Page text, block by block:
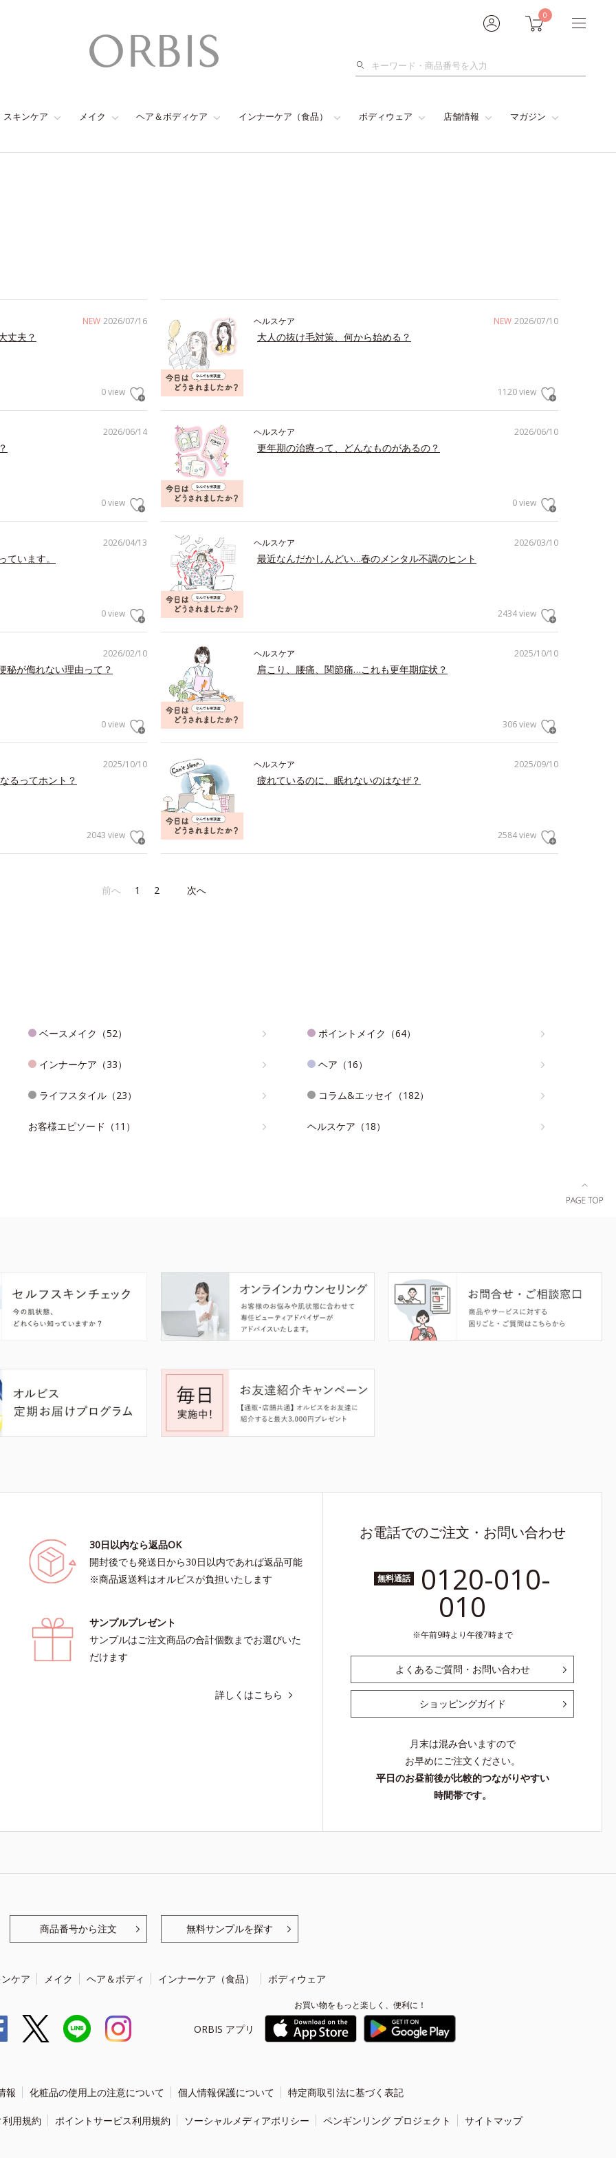
0
検
スキンケア メイク ヘア＆ボディケア インナーケア（食品） ボディウェア 店舗情報 マガジン
NEW 2026/07/16
丈夫？
0 view
NEW 2026/07/10
ヘルスケア
大人の抜け毛対策、何から始める？
1120 view
2026/06/14
0 view
2026/06/10
ヘルスケア
更年期の治療って、どんなものがあるの？
0 view
2026/04/13
います。
0 view
2026/03/10
ヘルスケア
最近なんだかしんどい…春のメンタル不調のヒント
2434 view
2026/02/10
秘が侮れない理由って？
0 view
2025/10/10
ヘルスケア
肩こり、腰痛、関節痛…これも更年期症状？
306 view
2025/10/10
るってホント？
2043 view
2025/09/10
ヘルスケア
疲れているのに、眠れないのはなぜ？
2584 view
前へ 1 2 次へ
ベースメイク（52） ポイントメイク（64）
インナーケア（33） ヘア（16）
ライフスタイル（23） コラム&エッセイ（182）
お客様エピソード（11） ヘルスケア（18）
30日以内なら返品OK
開封後でも発送日から30日以内であれば返品可能
※商品返送料はオルビスが負担いたします
サンプルプレゼント
サンプルはご注文商品の合計個数までお選びいた
だけます
詳しくはこちら
お電話でのご注文・お問い合わせ
無料通話 0120-010-
010
午前9時より午後7時まで
よくあるご質問・お問い合わせ
ショッピングガイド
月末は混み合いますので
お早めにご注文ください。
平日のお昼前後が比較的つながりやすい
時間帯です。
商品番号から注文 無料サンプルを探す
ケア メイク ヘア＆ボディ インナーケア（食品） ボディウェア
ORBIS アプリ
お買い物をもっと楽しく、便利に！
報 化粧品の使用上の注意について 個人情報保護について 特定商取引法に基づく表記
用規約 ポイントサービス利用規約 ソーシャルメディアポリシー ペンギンリング プロジェクト サイトマップ